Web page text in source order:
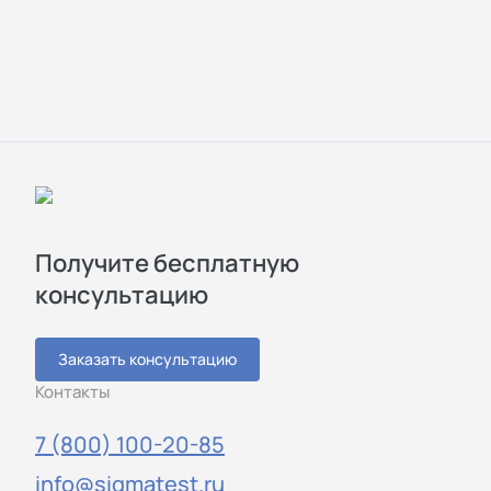
Получите бесплатную
консультацию
Заказать консультацию
Контакты
7 (800) 100-20-85
info@sigmatest.ru